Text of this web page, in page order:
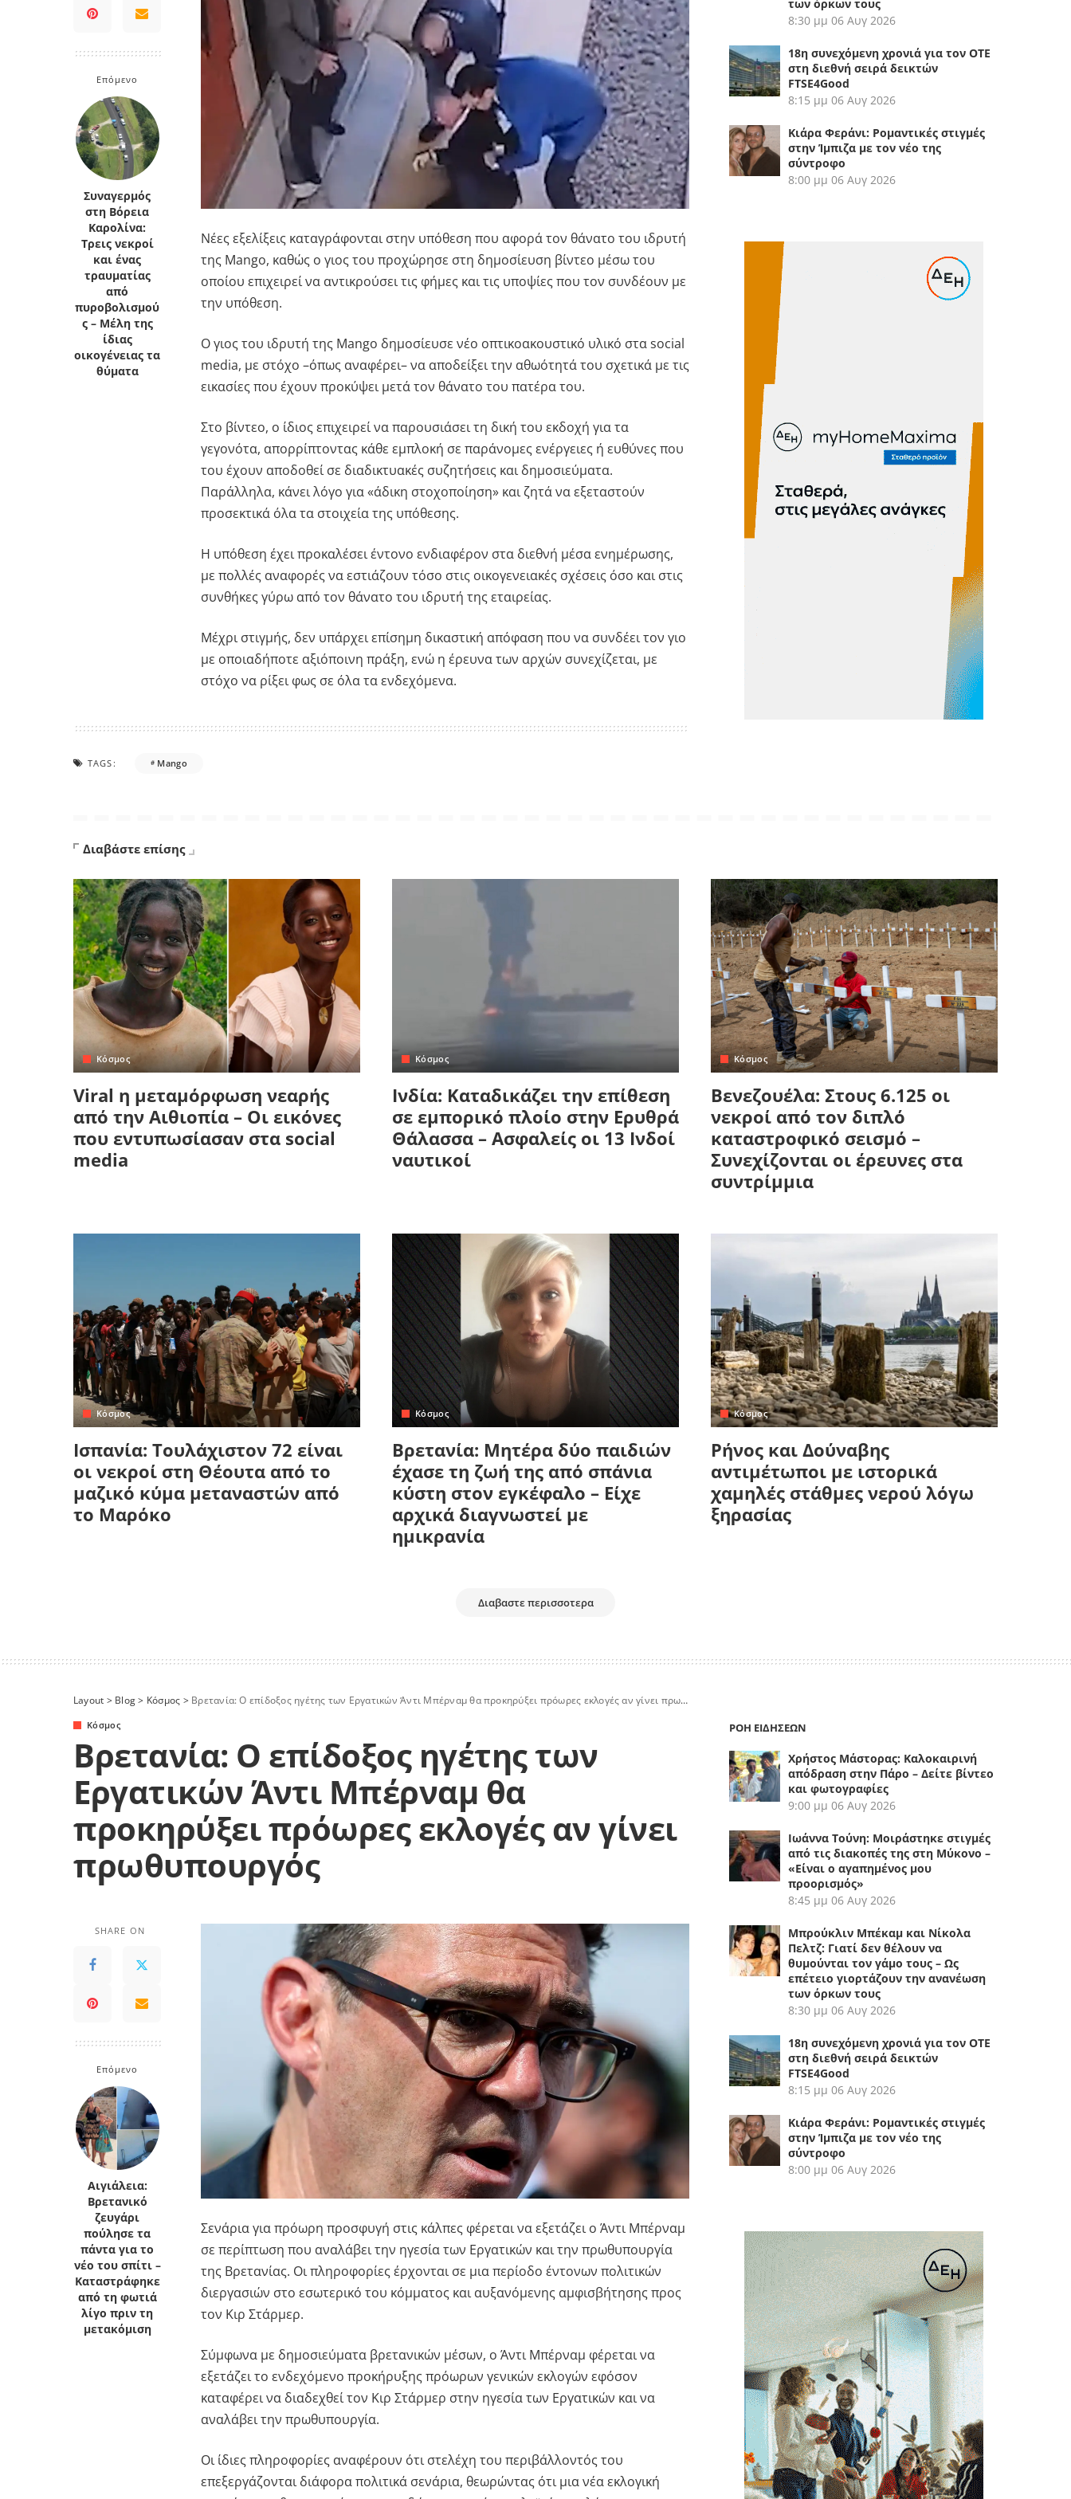
Κρήτη
Πελοπόννησος
Επόμενο
Συναγερμός
στη Βόρεια
Καρολίνα:
Τρεις νεκροί
και ένας
τραυματίας
από
πυροβολισμού
ς – Μέλη της
ίδιας
οικογένειας τα
θύματα
Νέες εξελίξεις καταγράφονται στην υπόθεση που αφορά τον θάνατο του ιδρυτή
της Mango, καθώς ο γιος του προχώρησε στη δημοσίευση βίντεο μέσω του
οποίου επιχειρεί να αντικρούσει τις φήμες και τις υποψίες που τον συνδέουν με
την υπόθεση.
Ο γιος του ιδρυτή της Mango δημοσίευσε νέο οπτικοακουστικό υλικό στα social
media, με στόχο –όπως αναφέρει– να αποδείξει την αθωότητά του σχετικά με τις
εικασίες που έχουν προκύψει μετά τον θάνατο του πατέρα του.
Στο βίντεο, ο ίδιος επιχειρεί να παρουσιάσει τη δική του εκδοχή για τα
γεγονότα, απορρίπτοντας κάθε εμπλοκή σε παράνομες ενέργειες ή ευθύνες που
του έχουν αποδοθεί σε διαδικτυακές συζητήσεις και δημοσιεύματα.
Παράλληλα, κάνει λόγο για «άδικη στοχοποίηση» και ζητά να εξεταστούν
προσεκτικά όλα τα στοιχεία της υπόθεσης.
Η υπόθεση έχει προκαλέσει έντονο ενδιαφέρον στα διεθνή μέσα ενημέρωσης,
με πολλές αναφορές να εστιάζουν τόσο στις οικογενειακές σχέσεις όσο και στις
συνθήκες γύρω από τον θάνατο του ιδρυτή της εταιρείας.
Μέχρι στιγμής, δεν υπάρχει επίσημη δικαστική απόφαση που να συνδέει τον γιο
με οποιαδήποτε αξιόποινη πράξη, ενώ η έρευνα των αρχών συνεχίζεται, με
στόχο να ρίξει φως σε όλα τα ενδεχόμενα.
TAGS: Mango
των όρκων τους
8:30 μμ 06 Αυγ 2026
18η συνεχόμενη χρονιά για τον ΟΤΕ
στη διεθνή σειρά δεικτών
FTSE4Good
8:15 μμ 06 Αυγ 2026
Κιάρα Φεράνι: Ρομαντικές στιγμές
στην Ίμπιζα με τον νέο της
σύντροφο
8:00 μμ 06 Αυγ 2026
Διαβάστε επίσης
Κόσμος
Viral η μεταμόρφωση νεαρής
από την Αιθιοπία – Οι εικόνες
που εντυπωσίασαν στα social
media
Κόσμος
Ινδία: Καταδικάζει την επίθεση
σε εμπορικό πλοίο στην Ερυθρά
Θάλασσα – Ασφαλείς οι 13 Ινδοί
ναυτικοί
Κόσμος
Βενεζουέλα: Στους 6.125 οι
νεκροί από τον διπλό
καταστροφικό σεισμό –
Συνεχίζονται οι έρευνες στα
συντρίμμια
Κόσμος
Ισπανία: Τουλάχιστον 72 είναι
οι νεκροί στη Θέουτα από το
μαζικό κύμα μεταναστών από
το Μαρόκο
Κόσμος
Βρετανία: Μητέρα δύο παιδιών
έχασε τη ζωή της από σπάνια
κύστη στον εγκέφαλο – Είχε
αρχικά διαγνωστεί με
ημικρανία
Κόσμος
Ρήνος και Δούναβης
αντιμέτωποι με ιστορικά
χαμηλές στάθμες νερού λόγω
ξηρασίας
Διαβαστε περισσοτερα
Layout > Blog> Κόσμος > Βρετανία: Ο επίδοξος ηγέτης των Εργατικών Άντι Μπέρναμ θα προκηρύξει πρόωρες εκλογές αν γίνει πρωθυπουργός
Κόσμος
Βρετανία: Ο επίδοξος ηγέτης των
Εργατικών Άντι Μπέρναμ θα
προκηρύξει πρόωρες εκλογές αν γίνει
πρωθυπουργός
SHARE ON
Επόμενο
Αιγιάλεια:
Βρετανικό
ζευγάρι
πούλησε τα
πάντα για το
νέο του σπίτι –
Καταστράφηκε
από τη φωτιά
λίγο πριν τη
μετακόμιση
Σενάρια για πρόωρη προσφυγή στις κάλπες φέρεται να εξετάζει ο Άντι Μπέρναμ
σε περίπτωση που αναλάβει την ηγεσία των Εργατικών και την πρωθυπουργία
της Βρετανίας. Οι πληροφορίες έρχονται σε μια περίοδο έντονων πολιτικών
διεργασιών στο εσωτερικό του κόμματος και αυξανόμενης αμφισβήτησης προς
τον Κιρ Στάρμερ.
Σύμφωνα με δημοσιεύματα βρετανικών μέσων, ο Άντι Μπέρναμ φέρεται να
εξετάζει το ενδεχόμενο προκήρυξης πρόωρων γενικών εκλογών εφόσον
καταφέρει να διαδεχθεί τον Κιρ Στάρμερ στην ηγεσία των Εργατικών και να
αναλάβει την πρωθυπουργία.
Οι ίδιες πληροφορίες αναφέρουν ότι στελέχη του περιβάλλοντός του
επεξεργάζονται διάφορα πολιτικά σενάρια, θεωρώντας ότι μια νέα εκλογική
ΡΟΗ ΕΙΔΗΣΕΩΝ
Χρήστος Μάστορας: Καλοκαιρινή
απόδραση στην Πάρο – Δείτε βίντεο
και φωτογραφίες
9:00 μμ 06 Αυγ 2026
Ιωάννα Τούνη: Μοιράστηκε στιγμές
από τις διακοπές της στη Μύκονο –
«Είναι ο αγαπημένος μου
προορισμός»
8:45 μμ 06 Αυγ 2026
Μπρούκλιν Μπέκαμ και Νίκολα
Πελτζ: Γιατί δεν θέλουν να
θυμούνται τον γάμο τους – Ως
επέτειο γιορτάζουν την ανανέωση
των όρκων τους
8:30 μμ 06 Αυγ 2026
18η συνεχόμενη χρονιά για τον ΟΤΕ
στη διεθνή σειρά δεικτών
FTSE4Good
8:15 μμ 06 Αυγ 2026
Κιάρα Φεράνι: Ρομαντικές στιγμές
στην Ίμπιζα με τον νέο της
σύντροφο
8:00 μμ 06 Αυγ 2026